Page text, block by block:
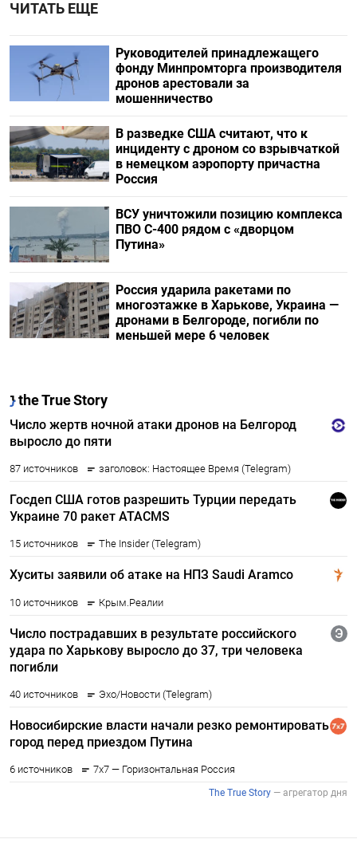
ЧИТАТЬ ЕЩЕ
Руководителей принадлежащего
фонду Минпромторга производителя
дронов арестовали за
мошенничество
В разведке США считают, что к
инциденту с дроном со взрывчаткой
в немецком аэропорту причастна
Россия
ВСУ уничтожили позицию комплекса
ПВО С-400 рядом с «дворцом
Путина»
Россия ударила ракетами по
многоэтажке в Харькове, Украина —
дронами в Белгороде, погибли по
меньшей мере 6 человек